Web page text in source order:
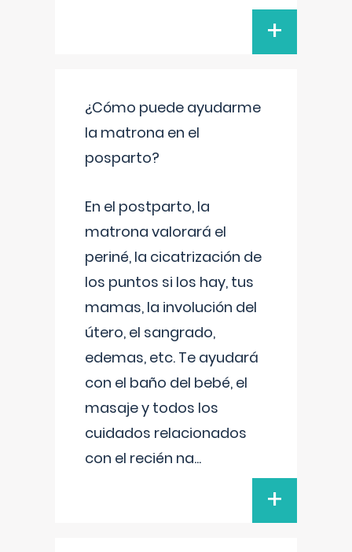
+
¿Cómo puede ayudarme
la matrona en el
posparto?
En el postparto, la
matrona valorará el
periné, la cicatrización de
los puntos si los hay, tus
mamas, la involución del
útero, el sangrado,
edemas, etc. Te ayudará
con el baño del bebé, el
masaje y todos los
cuidados relacionados
con el recién na...
+